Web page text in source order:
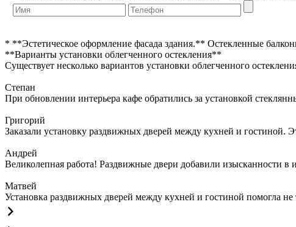
* **Эстетическое оформление фасада здания.** Остекленные
**Варианты установки облегченного остекления**
Существует несколько вариантов установки облегченного
Степан
При обновлении интерьера кафе обратились за установкой
Григорий
Заказали установку раздвижных дверей между кухней и гостиной.
Андрей
Великолепная работа! Раздвижные двери добавили изысканности в
Матвей
Установка раздвижных дверей между кухней и гостиной помогла